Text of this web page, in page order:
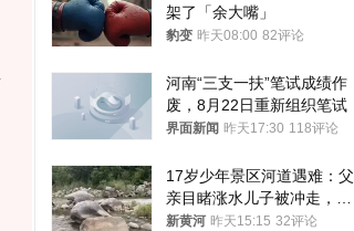
架了「余大嘴」
豹变 昨天08:00 82评论
河南“三支一扶”笔试成绩作
废，8月22日重新组织笔试
界面新闻 昨天17:30 118评论
17岁少年景区河道遇难：父
亲目睹涨水儿子被冲走，当
地排除上游泄洪，家属盼厘
新黄河 昨天15:15 32评论